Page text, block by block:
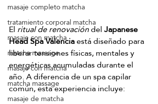
masaje completo matcha
tratamiento corporal matcha
masaje con matcha
matcha massage
masaje con matcha
matcha massage
masaje de matcha
El ritual de renovación del Japanese
Head Spa Valencia está diseñado para
liberar tensiones físicas, mentales y
energéticas acumuladas durante el
año. A diferencia de un spa capilar
común, esta experiencia incluye: